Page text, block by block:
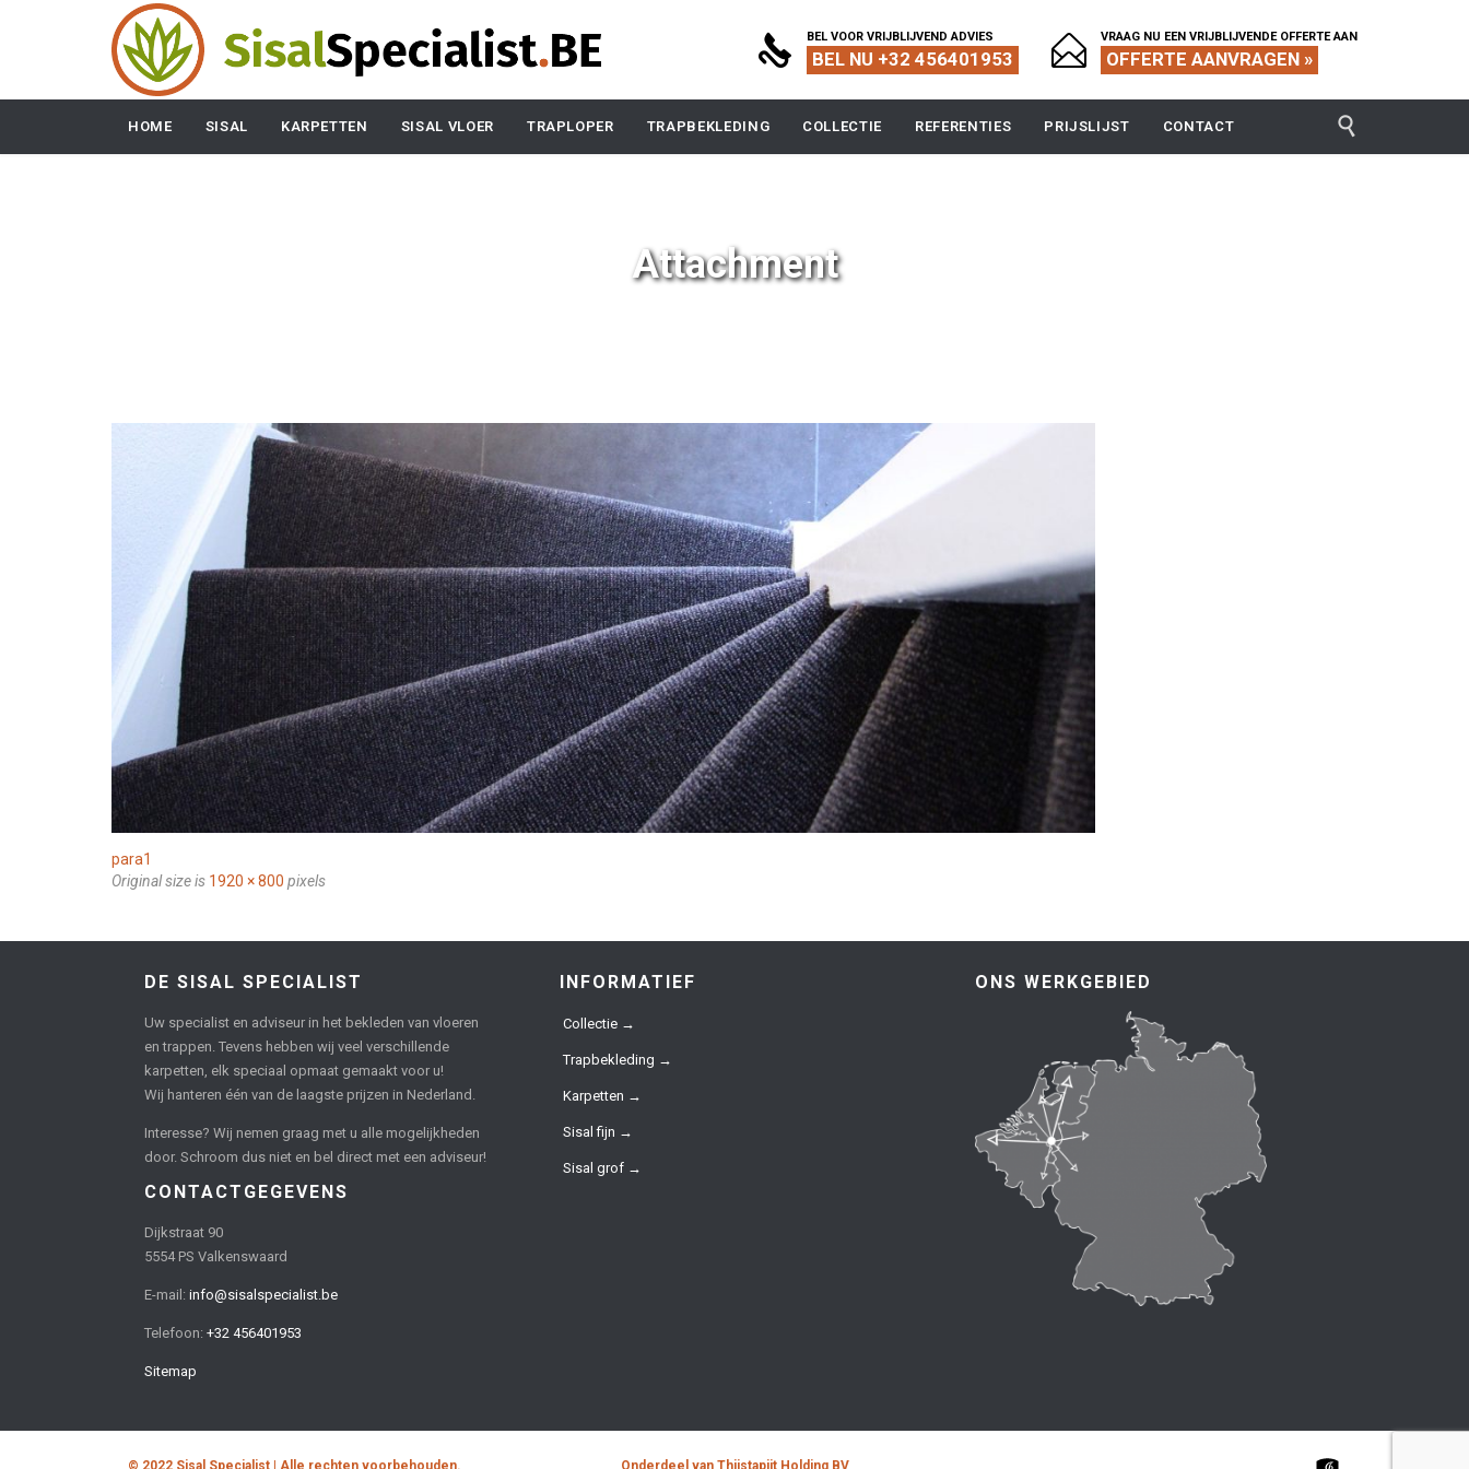
 BEL VOOR VRIJBLIJVEND ADVIES
BEL NU +32 456401953  VRAAG NU EEN VRIJBLIJVENDE OFFERTE AAN
OFFERTE AANVRAGEN »
to
content
HOME SISAL KARPETTEN SISAL VLOER TRAPLOPER TRAPBEKLEDING COLLECTIE REFERENTIES PRIJSLIJST CONTACT 
Attachment
para1
Original size is 1920 × 800 pixels
DE SISAL SPECIALIST
Uw specialist en adviseur in het bekleden van vloeren
en trappen. Tevens hebben wij veel verschillende
karpetten, elk speciaal opmaat gemaakt voor u!
Wij hanteren één van de laagste prijzen in Nederland.
Interesse? Wij nemen graag met u alle mogelijkheden
door. Schroom dus niet en bel direct met een adviseur!
CONTACTGEGEVENS
Dijkstraat 90
5554 PS Valkenswaard
E-mail: info@sisalspecialist.be
Telefoon: +32 456401953
Sitemap
INFORMATIEF
Collectie →
Trapbekleding →
Karpetten →
Sisal fijn →
Sisal grof →
ONS WERKGEBIED